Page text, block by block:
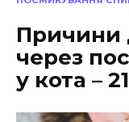
Причини
через
у кота –